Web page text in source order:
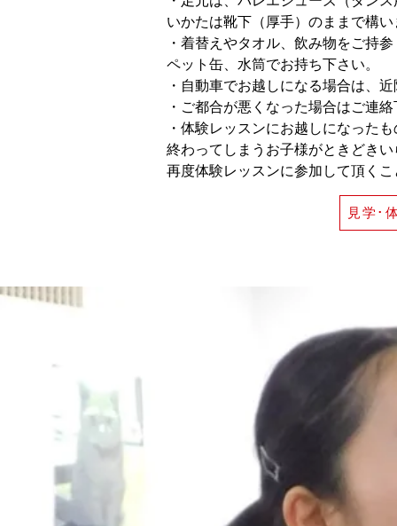
いかたは靴下（厚手）のままで構
・着替えやタオル、飲み物をご持
ペット缶、水筒でお持ち下さい。
・自動車でお越しになる場合は、
・ご都合が悪くなった場合はご連
・体験レッスンにお越しになった
終わってしまうお子様がときどき
再度体験レッスンに参加して頂く
見学･